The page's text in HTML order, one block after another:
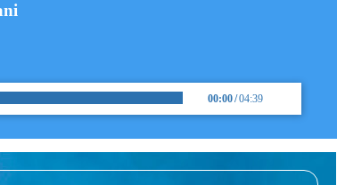
00:00/04:39